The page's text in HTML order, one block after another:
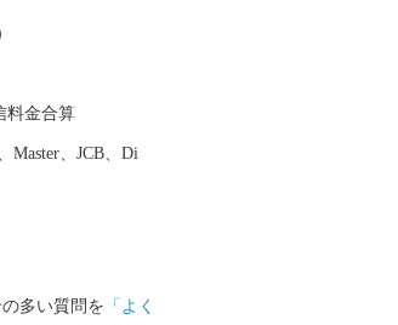
址公園内に本丸の
なり、 平成31年3
城が蘇りました。
料金合算
Master、JCB、Di
多い質問を 「よく